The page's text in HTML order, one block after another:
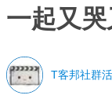
一起又
T客邦社群